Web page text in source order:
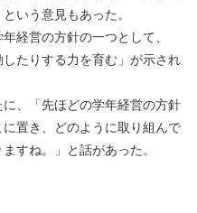
いう意見もあった。
経営の方針の一つとして、
したりする力を育む」が示され
、「先ほどの学年経営の方針
置き、どのように取り組んで
すね。」と話があった。